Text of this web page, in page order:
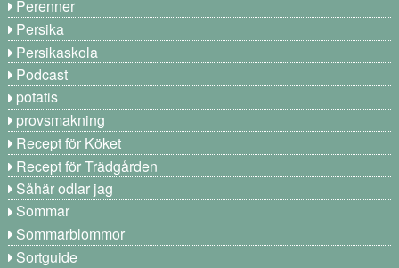
Perenner
Persika
Persikaskola
Podcast
potatis
provsmakning
Recept för Köket
Recept för Trädgården
Såhär odlar jag
Sommar
Sommarblommor
Sortguide